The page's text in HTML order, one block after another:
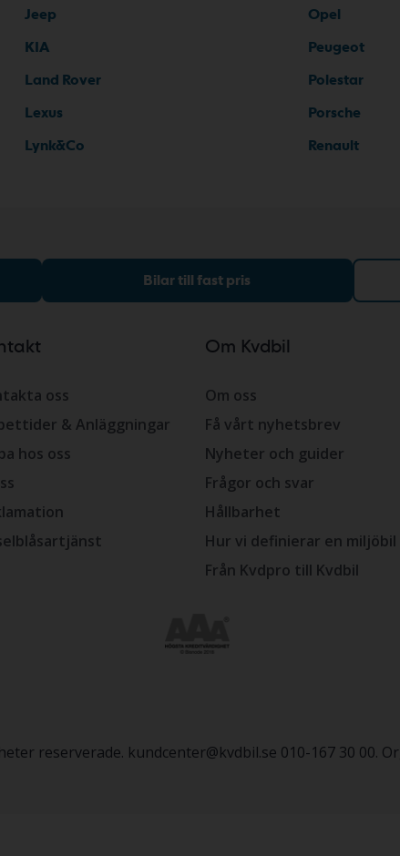
Jeep
KIA
Land Rover
Lexus
Lynk&Co
Opel
Peugeot
Polestar
Porsche
Renault
Bilar till fast pris
oss
& Anläggningar
hos oss
Om Kvdbil
Om oss
Få vårt nyhetsbrev
Nyheter och guider
Frågor och svar
Hållbarhet
Hur vi definierar en miljöbil
Från Kvdpro till Kvdbil
reserverade. kundcenter@kvdbil.se 010-167 30 00.